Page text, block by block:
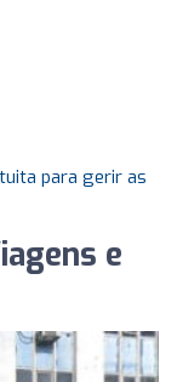
para gerir as
e